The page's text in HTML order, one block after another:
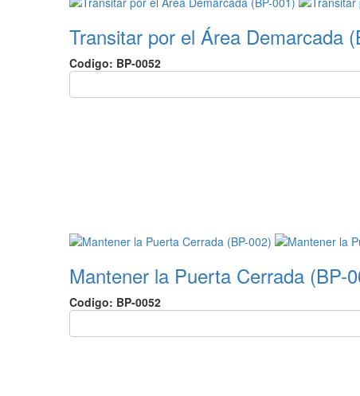
Transitar por el Área Demarcada
Codigo: BP-0052
Mantener la Puerta Cerrada (BP-
Codigo: BP-0052